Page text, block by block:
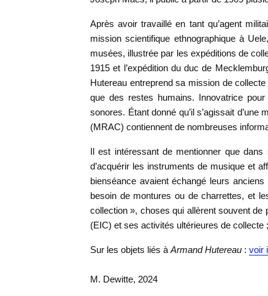
Après avoir travaillé en tant qu’agent
mission scientifique ethnographique à
musées, illustrée par les expéditions de
1915 et l’expédition du duc de
Hutereau entreprend sa mission de
que des restes humains. Innovatrice
sonores. Étant donné qu’il s’agissait
(MRAC) contiennent de nombreuses
Il est intéressant de mentionner que
d’acquérir les instruments de musique et
bienséance avaient échangé leurs
besoin de montures ou de charrettes, et
collection », choses qui allèrent souvent de
(EIC) et ses activités ultérieures de collecte
Sur les objets liés à Armand Hutereau : voir
M. Dewitte, 2024